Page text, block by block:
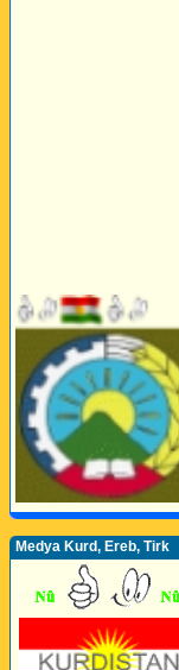
Medya Kurd, Ereb, Tirk